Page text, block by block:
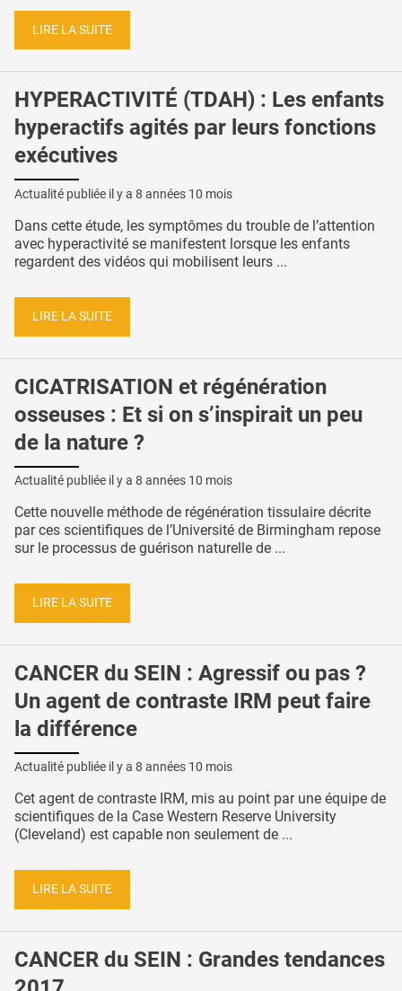
LIRE LA SUITE
HYPERACTIVITÉ (TDAH) : Les enfants
hyperactifs agités par leurs fonctions
exécutives
Actualité publiée il y a 8 années 10 mois
Dans cette étude, les symptômes du trouble de l’attention
avec hyperactivité se manifestent lorsque les enfants
regardent des vidéos qui mobilisent leurs ...
LIRE LA SUITE
CICATRISATION et régénération
osseuses : Et si on s’inspirait un peu
de la nature ?
Actualité publiée il y a 8 années 10 mois
Cette nouvelle méthode de régénération tissulaire décrite
par ces scientifiques de l’Université de Birmingham repose
sur le processus de guérison naturelle de ...
LIRE LA SUITE
CANCER du SEIN : Agressif ou pas ?
Un agent de contraste IRM peut faire
la différence
Actualité publiée il y a 8 années 10 mois
Cet agent de contraste IRM, mis au point par une équipe de
scientifiques de la Case Western Reserve University
(Cleveland) est capable non seulement de ...
LIRE LA SUITE
CANCER du SEIN : Grandes tendances